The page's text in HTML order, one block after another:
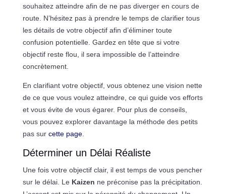
souhaitez atteindre afin de ne pas diverger en cours de
route. N’hésitez pas à prendre le temps de clarifier tous
les détails de votre objectif afin d’éliminer toute
confusion potentielle. Gardez en tête que si votre
objectif reste flou, il sera impossible de l’atteindre
concrètement.
En clarifiant votre objectif, vous obtenez une vision nette
de ce que vous voulez atteindre, ce qui guide vos efforts
et vous évite de vous égarer. Pour plus de conseils,
vous pouvez explorer davantage la méthode des petits
pas sur cette page.
Déterminer un Délai Réaliste
Une fois votre objectif clair, il est temps de vous pencher
sur le délai. Le Kaizen ne préconise pas la précipitation.